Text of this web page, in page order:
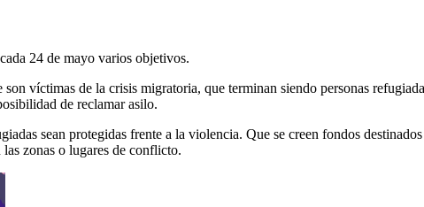
24 de mayo varios objetivos.
son víctimas de la crisis migratoria, que terminan siendo personas
de reclamar asilo.
sean protegidas frente a la violencia. Que se creen fondos
zonas o lugares de conflicto.